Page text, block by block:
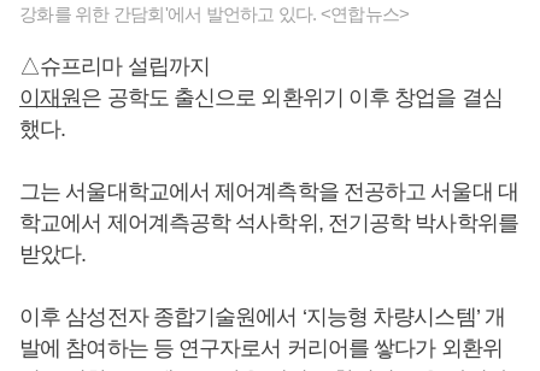
강화를 위한 간담회'에서 발언하고 있다. <연합뉴스>
△슈프리마 설립까지
이재원은 공학도 출신으로 외환위기 이후 창업을 결심
했다.
그는 서울대학교에서 제어계측학을 전공하고 서울대 대
학교에서 제어계측공학 석사학위, 전기공학 박사학위를
받았다.
이후 삼성전자 종합기술원에서 ‘지능형 차량시스템’ 개
발에 참여하는 등 연구자로서 커리어를 쌓다가 외환위